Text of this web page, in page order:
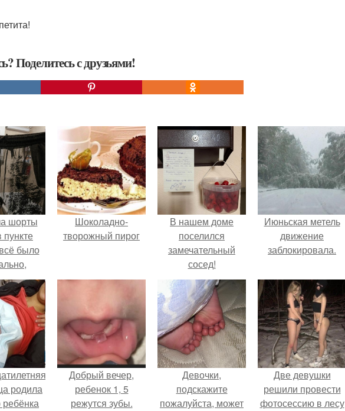
Поделитесь с друзьями!
шорты
было
все
не
беды.
Шоколадно-
творожный пирог
В нашем доме
поселился
замечательный
сосед!
Июньская метель
движение
заблокировала.
родила
ребёнка
Добрый вечер,
ребенок 1, 5
режутся зубы.
Девочки,
подскажите
пожалуйста, может
Две девушки
решили провести
фотосессию в лесу